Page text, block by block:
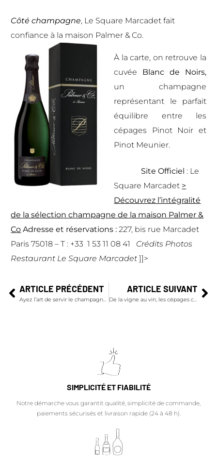
Côté champagne, Le Square Marcadet fait
confiance à la maison Palmer & Co.
À la carte, on retrouve la
cuvée Blanc de Noirs,
un champagne
représentant le parfait
équilibre entre les
cépages Pinot Noir et
Pinot Meunier.
Site Officiel : Le
Square Marcadet >
Découvrez l’intégralité
de la sélection champagne de la maison Palmer &
Co Adresse et réservations :227, bis rue Marcadet
Paris 75018 – T : +33 1 53 11 08 41 Crédits Photos
Restaurant Le Square Marcadet]]>
ARTICLE PRÉCÉDENT
Ayez l’art de servir le champagne !
ARTICLE SUIVANT
De la vigne au vin, les cépages champenois
SIMPLICITÉ ET FIABILITÉ
Notre démarche vous garantit qualité, simplicité de commande,
paiements sécurisés et livraison rapide (24 à 48 h).